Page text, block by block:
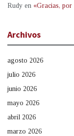
Rudy en «Gracias,
Archivos
agosto 2026
julio 2026
junio 2026
mayo 2026
abril 2026
marzo 2026